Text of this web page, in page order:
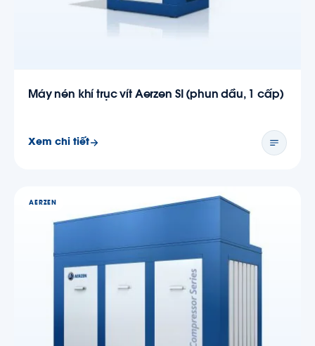
Máy nén khí trục vít Aerzen SI (phun dầu, 1 cấp)
Xem chi tiết
AERZEN